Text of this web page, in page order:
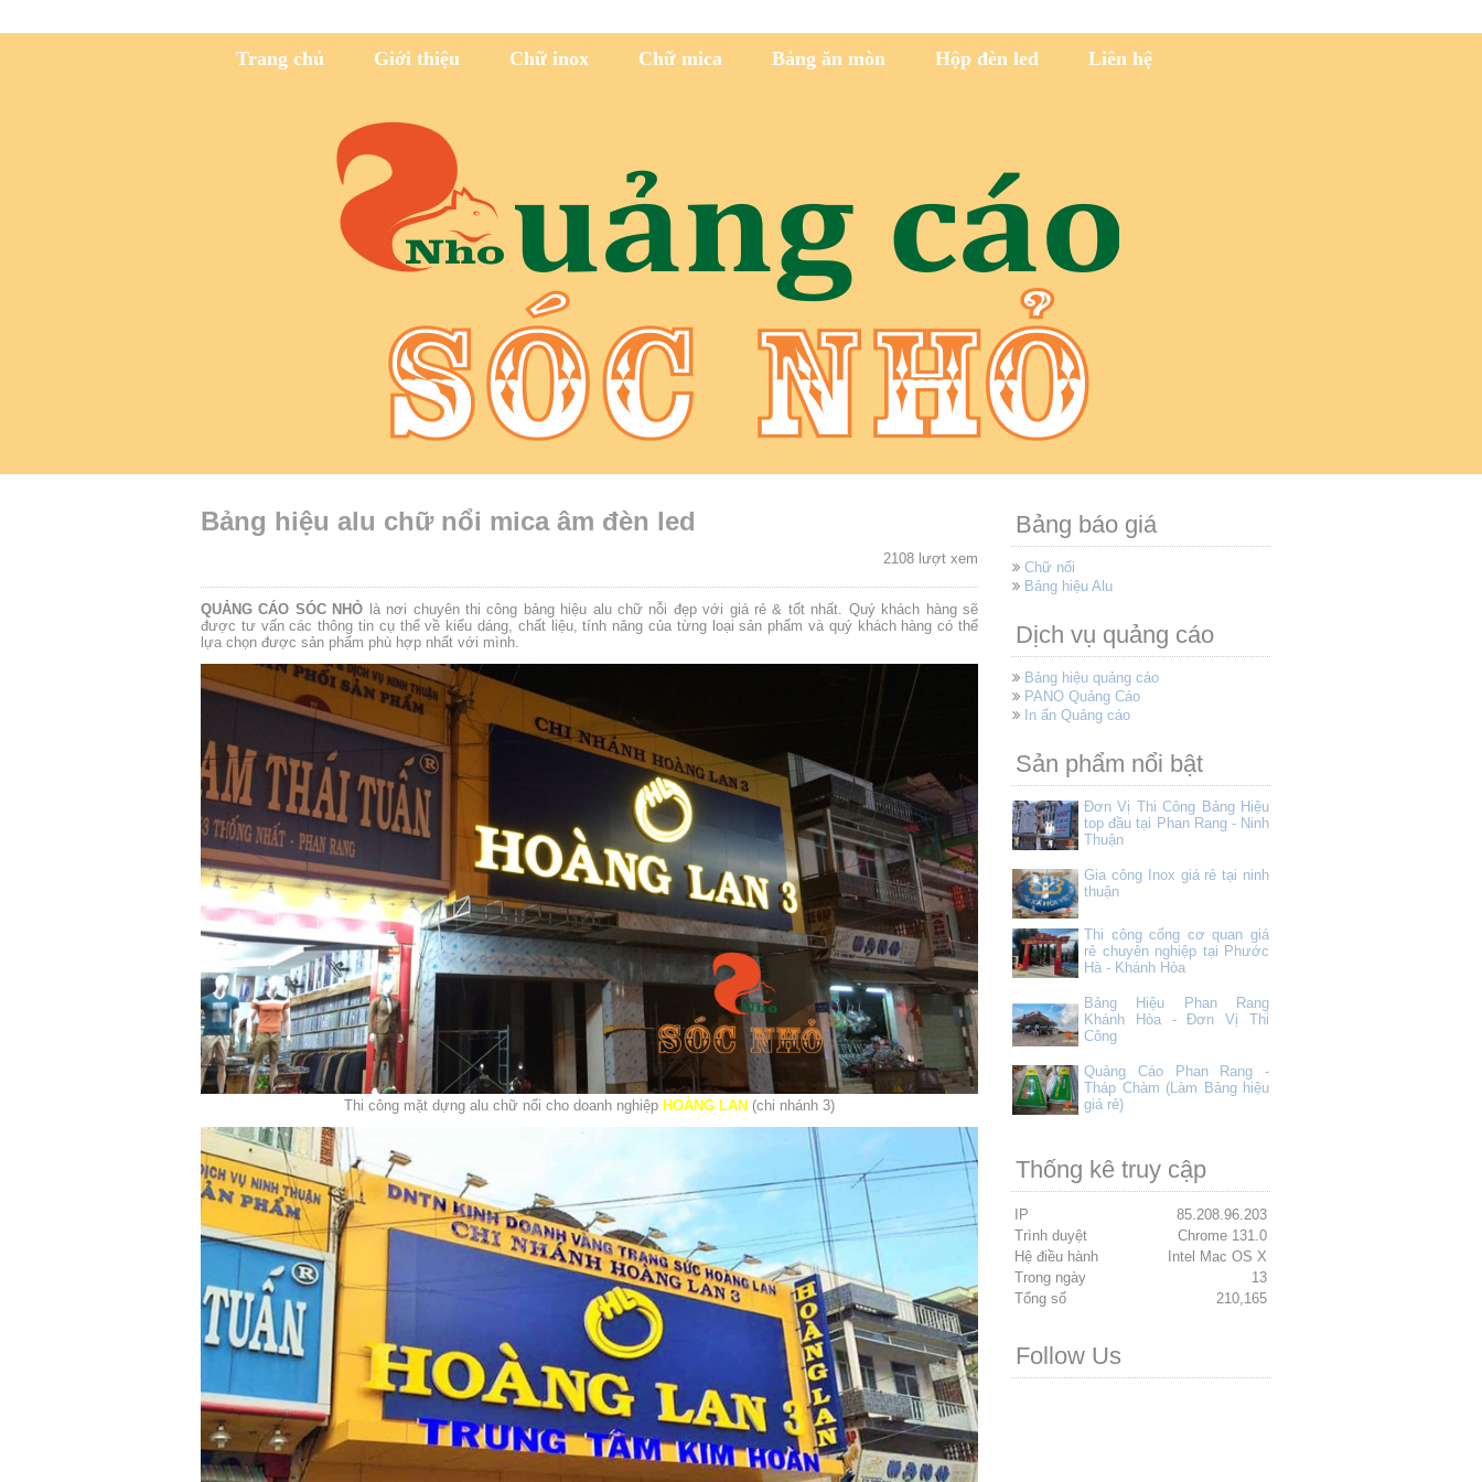
Trang chủ Giới thiệu Chữ inox Chữ mica Bảng ăn mòn Hộp đèn led Liên hệ
Bảng hiệu alu chữ nổi mica âm đèn led
2108 lượt xem
QUẢNG CÁO SÓC NHỎ là nơi chuyên thi công bảng hiệu alu chữ nỗi đẹp với giá rẻ & tốt nhất. Quý khách hàng sẽ
được tư vấn các thông tin cụ thể về kiểu dáng, chất liệu, tính năng của từng loại sản phẩm và quý khách hàng có thể
lựa chọn được sản phẩm phù hợp nhất với mình.
Thi công mặt dựng alu chữ nổi cho doanh nghiệp HOÀNG LAN (chi nhánh 3)
Bảng báo giá
Chữ nổi
Bảng hiệu Alu
Dịch vụ quảng cáo
Bảng hiệu quảng cáo
PANO Quảng Cáo
In ấn Quảng cáo
Sản phẩm nổi bật
Đơn Vị Thi Công Bảng Hiệu
top đầu tại Phan Rang - Ninh
Thuận
Gia công Inox giá rẻ tại ninh
thuận
Thi công cổng cơ quan giá
rẻ chuyên nghiệp tại Phước
Hà - Khánh Hòa
Bảng Hiệu Phan Rang
Khánh Hòa - Đơn Vị Thi
Công
Quảng Cáo Phan Rang -
Tháp Chàm (Làm Bảng hiệu
giá rẻ)
Thống kê truy cập
IP
85.208.96.203
Trình duyệt
Chrome 131.0
Hệ điều hành
Intel Mac OS X
Trong ngày
13
Tổng số
210,165
Follow Us